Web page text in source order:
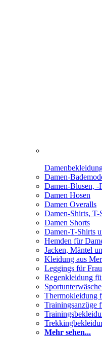
Damen-
Damen-Blusen, -
Damen Hosen
Damen Overalls
Damen-Shirts, T-
Damen Shorts
Damen-T-Shirts
Hemden für
Jacken, Mäntel
Kleidung aus
Leggings für
Regenkleidung
Thermokleidung
Trainingsanzüge
Mehr sehen...